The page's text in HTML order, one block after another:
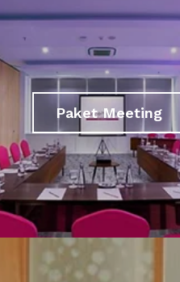
Paket Meeting